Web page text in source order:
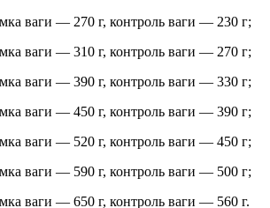
ваги — 270 г, контроль ваги — 230 г;
ваги — 310 г, контроль ваги — 270 г;
ваги — 390 г, контроль ваги — 330 г;
ваги — 450 г, контроль ваги — 390 г;
ваги — 520 г, контроль ваги — 450 г;
ваги — 590 г, контроль ваги — 500 г;
ваги — 650 г, контроль ваги — 560 г.